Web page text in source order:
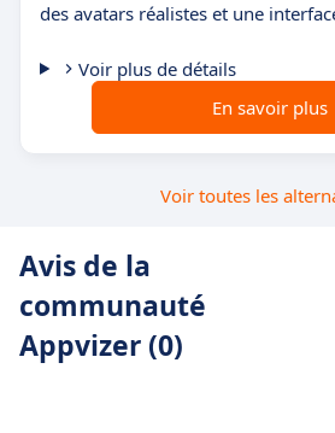
des avatars réalistes et une
Voir plus de détails
En savoir plus
Voir toutes les
Avis de la
communauté
Appvizer (0)